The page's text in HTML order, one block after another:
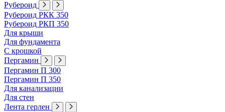
Рубероид
Рубероид РКК 350
Рубероид РКП 350
Для крыши
Для фундамента
С крошкой
Пергамин
Пергамин П 300
Пергамин П 350
Для канализации
Для стен
Лента герлен